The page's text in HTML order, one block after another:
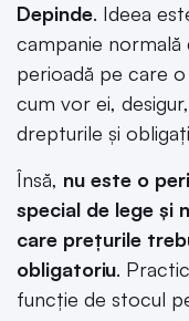
Depinde. Ideea
campanie
perioadă pe care
cum vor ei,
drepturile și
Însă, nu este o
special de lege și
care prețurile
obligatoriu.
funcție de stocul